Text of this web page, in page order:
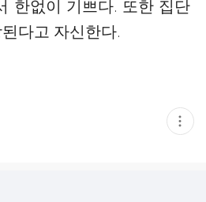
한없이 기쁘다. 또한 집단
다고 자신한다.
현
재